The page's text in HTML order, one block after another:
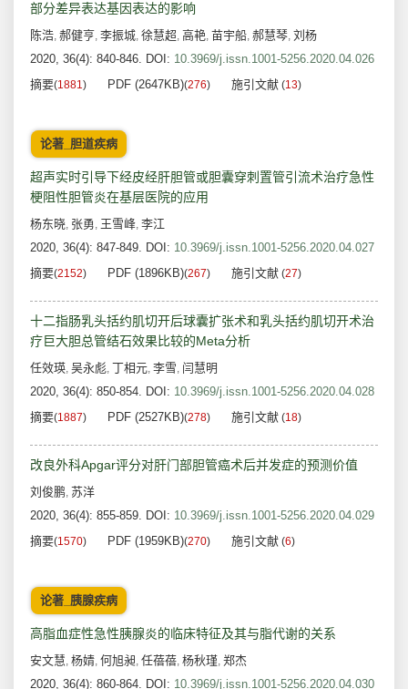
部分差异表达基因表达的影响
陈浩, 郝健亨, 李振城, 徐慧超, 高艳, 苗宇船, 郝慧琴, 刘杨
2020, 36(4): 840-846. DOI: 10.3969/j.issn.1001-5256.2020.04.026
摘要(1881) PDF (2647KB)(276) 施引文献 (13)
论著_胆道疾病
超声实时引导下经皮经肝胆管或胆囊穿刺置管引流术治疗急性
梗阻性胆管炎在基层医院的应用
杨东晓, 张勇, 王雪峰, 李江
2020, 36(4): 847-849. DOI: 10.3969/j.issn.1001-5256.2020.04.027
摘要(2152) PDF (1896KB)(267) 施引文献 (27)
十二指肠乳头括约肌切开后球囊扩张术和乳头括约肌切开术治
疗巨大胆总管结石效果比较的Meta分析
任效瑛, 吴永彪, 丁相元, 李雪, 闫慧明
2020, 36(4): 850-854. DOI: 10.3969/j.issn.1001-5256.2020.04.028
摘要(1887) PDF (2527KB)(278) 施引文献 (18)
改良外科Apgar评分对肝门部胆管癌术后并发症的预测价值
刘俊鹏, 苏洋
2020, 36(4): 855-859. DOI: 10.3969/j.issn.1001-5256.2020.04.029
摘要(1570) PDF (1959KB)(270) 施引文献 (6)
论著_胰腺疾病
高脂血症性急性胰腺炎的临床特征及其与脂代谢的关系
安文慧, 杨婧, 何旭昶, 任蓓蓓, 杨秋瑾, 郑杰
2020, 36(4): 860-864. DOI: 10.3969/j.issn.1001-5256.2020.04.030